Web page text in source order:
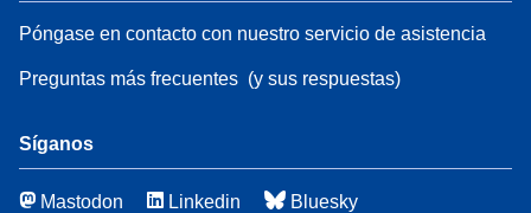
Póngase en contacto con nuestro servicio de asistencia
Preguntas más frecuentes (y sus respuestas)
Síganos
Mastodon Linkedin Bluesky